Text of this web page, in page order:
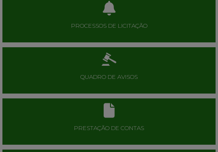
PROCESSOS DE LICITAÇÃO
QUADRO DE AVISOS
PRESTAÇÃO DE CONTAS